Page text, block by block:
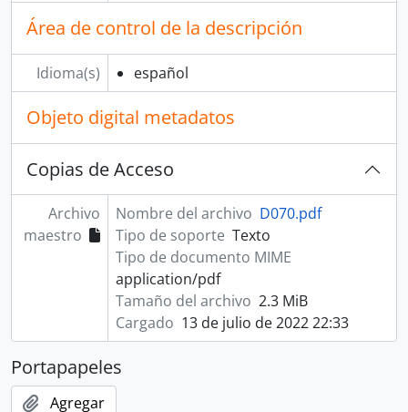
Área de control de la descripción
Idioma(s) español
Objeto digital metadatos
Copias de Acceso
Archivo
maestro
Nombre del archivo D070.pdf
Tipo de soporte Texto
Tipo de documento MIME
application/pdf
Tamaño del archivo 2.3 MiB
Cargado 13 de julio de 2022 22:33
Portapapeles
Agregar